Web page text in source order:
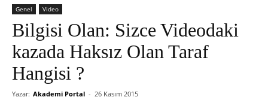
Genel Video
Bilgisi Olan: Sizce Videodaki
kazada Haksız Olan Taraf
Hangisi ?
Yazar: Akademi Portal - 26 Kasım 2015